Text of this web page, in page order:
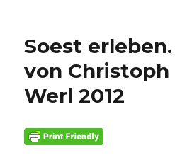
Soest
von Christoph
Werl 2012